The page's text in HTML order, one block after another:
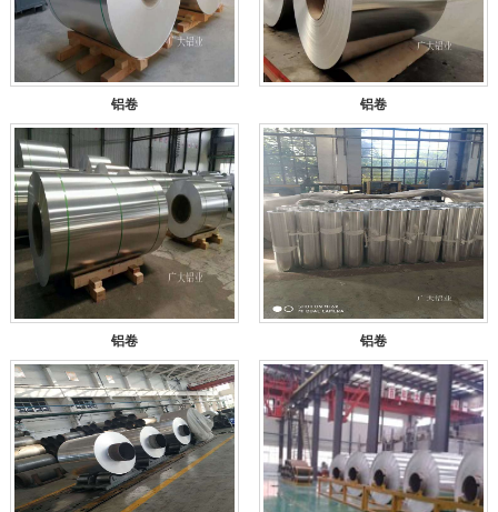
铝卷 铝卷
铝卷 铝卷